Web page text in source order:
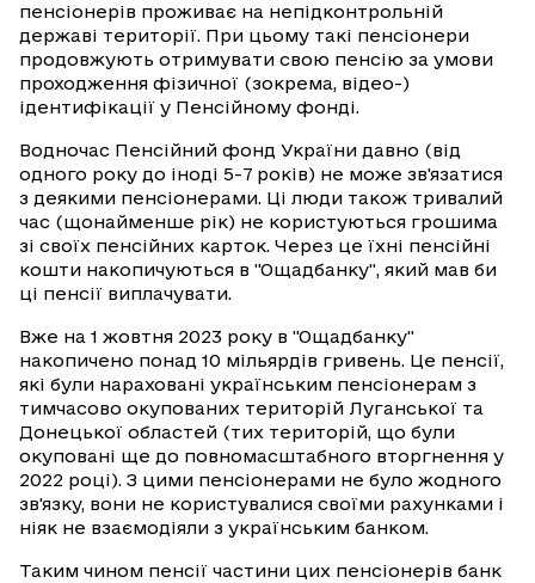
пенсіонерів проживає на непідконтрольній
державі території. При цьому такі пенсіонери
продовжують отримувати свою пенсію за умови
проходження фізичної (зокрема, відео-)
ідентифікації у Пенсійному фонді.
Водночас Пенсійний фонд України давно (від
одного року до іноді 5-7 років) не може зв'язатися
з деякими пенсіонерами. Ці люди також тривалий
час (щонайменше рік) не користуються грошима
зі своїх пенсійних карток. Через це їхні пенсійні
кошти накопичуються в "Ощадбанку", який мав би
ці пенсії виплачувати.
Вже на 1 жовтня 2023 року в "Ощадбанку"
накопичено понад 10 мільярдів гривень. Це пенсії,
які були нараховані українським пенсіонерам з
тимчасово окупованих територій Луганської та
Донецької областей (тих територій, що були
окуповані ще до повномасштабного вторгнення у
2022 році). З цими пенсіонерами не було жодного
зв'язку, вони не користувалися своїми рахунками і
ніяк не взаємодіяли з українським банком.
Таким чином пенсії частини цих пенсіонерів банк